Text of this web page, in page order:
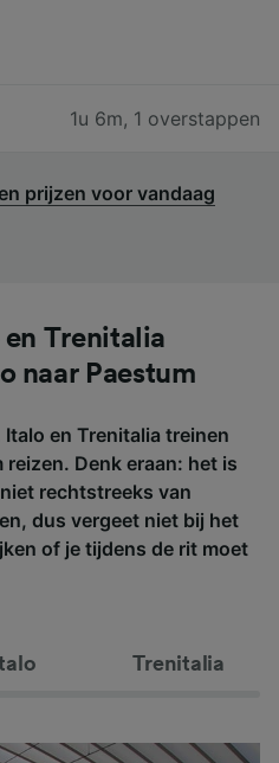
1u 6m, 1 overstappen
prijzen voor vandaag
en Trenitalia
naar Paestum
en Trenitalia treinen
reizen. Denk eraan: het is
rechtstreeks van
dus vergeet niet bij het
of je tijdens de rit moet
Trenitalia